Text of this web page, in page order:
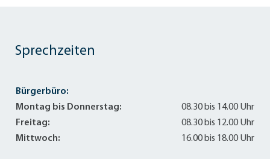
Sprechzeiten
Bürgerbüro:
Montag bis Donnerstag:
08.30 bis 14.00 Uhr
Freitag:
08.30 bis 12.00 Uhr
Mittwoch:
16.00 bis 18.00 Uhr